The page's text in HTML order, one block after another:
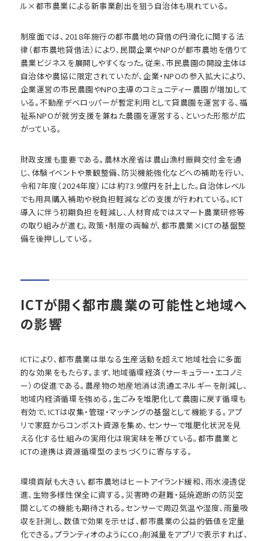
ル×都市農業による新事業創出を狙う自治体も現れている。
制度面では、2018年施行の都市農地の貸借の円滑化に関する法
律（都市農地貸借法）により、民間企業やNPOが都市農地を借りて
農業ビジネスを展開しやすくなった。従来、市民農園の開設主体は
自治体や農協に限定されていたが、企業・NPOの参入拡大により、
企業運営の市民農園やNPO主導のコミュニティー農園が増加して
いる。不動産デベロッパーが暫定利用として貸農園を運営する、福
祉系NPOが就労支援を兼ねた農園を運営する、といった形態が広
がっている。
財政支援も重要である。農林水産省は農山漁村振興交付金を通
じ、体験イベントや景観整備、防災機能強化などへの補助を行い、
令和7年度（2024年度）には約73.9億円を計上した。自治体レベル
でも用具購入補助や税負担軽減などの支援が行われている。ICT
導入に伴う初期負担を軽減し、人材育成ではスマート農業研修等
の取り組みが進む。政策・制度の両輪が、都市農業×ICTの基盤整
備を後押ししている。
ICTが開く都市農業の可能性と地域へ
の影響
ICTにより、都市農業は単なる生産活動を超えて地域社会に多面
的な効果をもたらす。まず、地域循環経済（サーキュラー・エコノミ
ー）の促進である。農産物の地産地消は流通エネルギーを削減し、
地域内経済循環を強める。生ごみを堆肥化して農園に戻す循環も
有効で、ICTは収集・管理・マッチングの基盤として機能する。アプ
リで家庭からコンポスト資源を集め、センサーで堆肥化状況を見
える化する仕組みの実用化は現実味を帯びている。都市農業と
ICTの連携は資源循環型のまちづくりに寄与する。
環境貢献も大きい。都市農地はヒートアイランド緩和、雨水浸透促
進、生物多様性保全に資する。災害時の避難・延焼遮断の防災空
間としての機能も期待される。センサーで周辺気温や湿度、雨量吸
収を計測し、数値で効果を示せば、都市農業の公益的価値を定量
化できる。プランティオのようにCO₂削減量をアプリで表示すれば、